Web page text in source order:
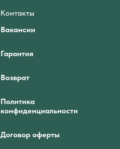
Контакты
Вакансии
Гарантия
Возврат
Политика
конфиденциальности
Договор оферты